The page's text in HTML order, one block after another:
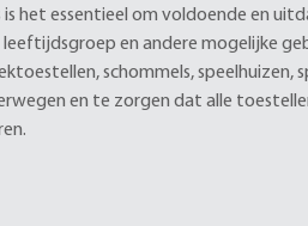
het essentieel om voldoende en
en andere mogelijke
schommels,
en te zorgen dat alle